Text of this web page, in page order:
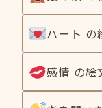
ハート の
感情 の絵